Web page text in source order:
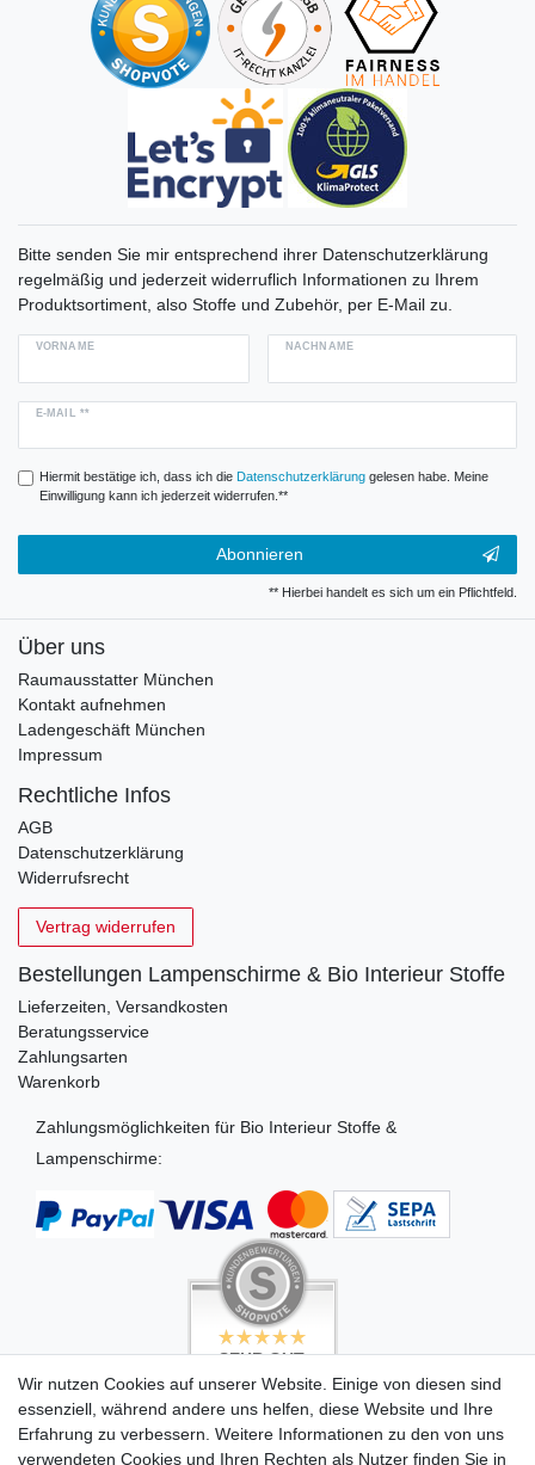
Bitte senden Sie mir entsprechend ihrer Datenschutzerklärung
regelmäßig und jederzeit widerruflich Informationen zu Ihrem
Produktsortiment, also Stoffe und Zubehör, per E-Mail zu.
VORNAME NACHNAME
E-MAIL **
Hiermit bestätige ich, dass ich die Daten­schutz­erklärunggelesen habe. Meine
Einwilligung kann ich jederzeit widerrufen.**
Abonnieren
** Hierbei handelt es sich um ein Pflichtfeld.
Über uns
Raumausstatter München
Kontakt aufnehmen
Ladengeschäft München
Impressum
Rechtliche Infos
AGB
Datenschutzerklärung
Widerrufsrecht
Vertrag widerrufen
Bestellungen Lampenschirme & Bio Interieur Stoffe
Lieferzeiten, Versandkosten
Beratungsservice
Zahlungsarten
Warenkorb
Zahlungsmöglichkeiten für Bio Interieur Stoffe &
Lampenschirme:
SEHR GUT
5 / 5
bei: dawanda.com,
dawanda.com,
google.de
SEHR GUT
4.99 / 5
bei: dawanda.com,
google.com
Wir nutzen Cookies auf unserer Website. Einige von diesen sind
essenziell, während andere uns helfen, diese Website und Ihre
Erfahrung zu verbessern. Weitere Informationen zu den von uns
verwendeten Cookies und Ihren Rechten als Nutzer finden Sie in